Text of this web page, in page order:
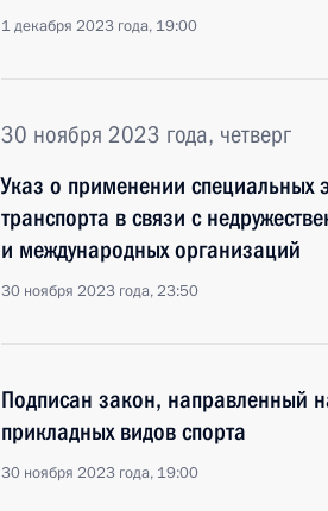
1 декабря 2023 года, 19:00
30 ноября 2023 года, четверг
Указ о применении специальных
транспорта в связи с
и международных организаций
30 ноября 2023 года, 23:50
Подписан закон, направленный
прикладных видов спорта
30 ноября 2023 года, 19:00